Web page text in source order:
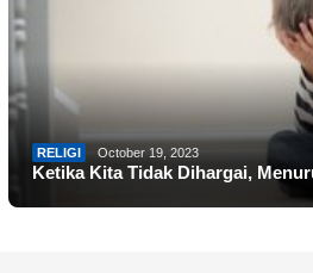
RELIGI October 19, 2023
Ketika Kita Tidak Dihargai,